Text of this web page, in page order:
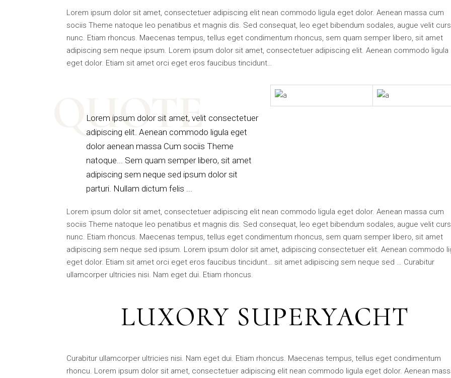
Lorem ipsum dolor sit amet, consectetuer adipiscing elit nean commodo ligula eget dolor. Aenean massa cum
sociis Theme natoque leo penatibus et magnis dis. Sed consequat, leo eget bibendum sodales, augue velit
nunc. Etiam rhoncus. Maecenas tempus, tellus eget condimentum rhoncus, sem quam semper libero, sit amet
adipiscing sem neque ipsum. Lorem ipsum dolor sit amet, consectetuer adipiscing elit. Aenean commodo ligula
eget dolor. Etiam sit amet orci eget eros faucibus tincidunt…
QUOTE
Lorem ipsum dolor sit amet, velit consectetuer
adipiscing elit. Aenean commodo ligula eget
dolor aenean massa Cum sociis Theme
natoque... Sem quam semper libero, sit amet
adipiscing sem neque sed ipsum dolor sit
parturi. Nullam dictum felis ...
Lorem ipsum dolor sit amet, consectetuer adipiscing elit nean commodo ligula eget dolor. Aenean massa cum
sociis Theme natoque leo penatibus et magnis dis. Sed consequat, leo eget bibendum sodales, augue velit
nunc. Etiam rhoncus. Maecenas tempus, tellus eget condimentum rhoncus, sem quam semper libero, sit amet
adipiscing sem neque sed ipsum. Lorem ipsum dolor sit amet, adipiscing consectetuer elit. Aenean commodo
eget dolor. Etiam sit amet orci eget eros faucibus tincidunt… sit amet adipiscing sem neque sed … Curabitur
ullamcorper ultricies nisi. Nam eget dui. Etiam rhoncus.
LUXORY SUPERYACHT
Curabitur ullamcorper ultricies nisi. Nam eget dui. Etiam rhoncus. Maecenas tempus, tellus eget condimentum
rhoncu. Lorem ipsum dolor sit amet, consectetuer adipiscing elit nean commodo ligula eget dolor. Aenean